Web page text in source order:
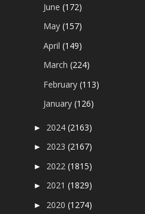
June(172)
May(157)
April(149)
March(224)
February(113)
January(126)
► 2024(2163)
► 2023(2167)
► 2022(1815)
► 2021(1829)
► 2020(1274)